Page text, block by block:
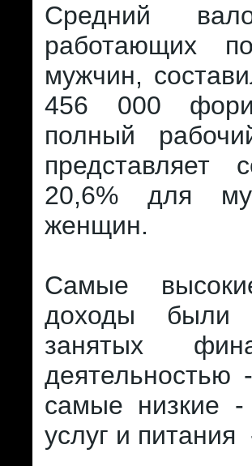
Средний
работающих
мужчин,
456 000
полный
представляет
20,6% для
женщин.
Самые
доходы были
занятых
самые низкие
услуг и